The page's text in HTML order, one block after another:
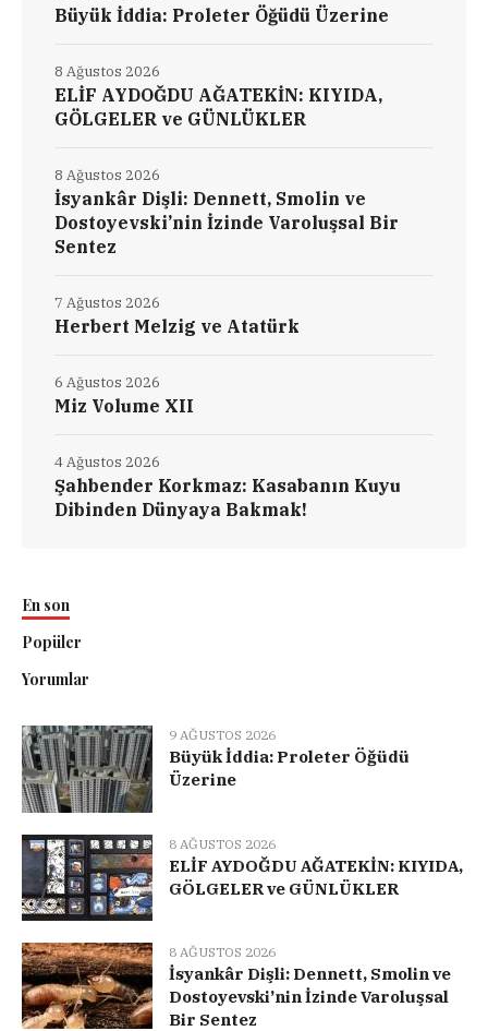
Büyük İddia: Proleter Öğüdü Üzerine
ELİF AYDOĞDU AĞATEKİN: KIYIDA,
GÖLGELER ve GÜNLÜKLER
8 Ağustos 2026
İsyankâr Dişli: Dennett, Smolin ve
Dostoyevski’nin İzinde Varoluşsal Bir
Sentez
8 Ağustos 2026
Herbert Melzig ve Atatürk
7 Ağustos 2026
Miz Volume XII
6 Ağustos 2026
Şahbender Korkmaz: Kasabanın Kuyu
Dibinden Dünyaya Bakmak!
4 Ağustos 2026
En son
Popüler
Yorumlar
9 AĞUSTOS 2026
Büyük İddia: Proleter Öğüdü
Üzerine
8 AĞUSTOS 2026
ELİF AYDOĞDU AĞATEKİN: KIYIDA,
GÖLGELER ve GÜNLÜKLER
8 AĞUSTOS 2026
İsyankâr Dişli: Dennett, Smolin ve
Dostoyevski’nin İzinde Varoluşsal
Bir Sentez